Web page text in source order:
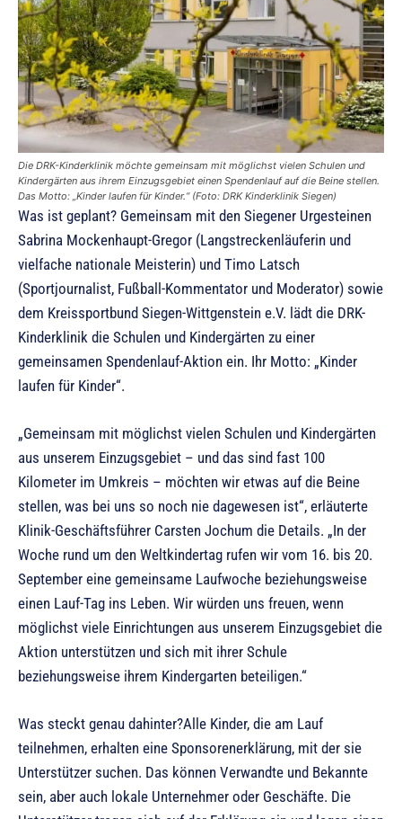
Die DRK-Kinderklinik möchte gemeinsam mit möglichst vielen Schulen und
Kindergärten aus ihrem Einzugsgebiet einen Spendenlauf auf die Beine stellen.
Das Motto: „Kinder laufen für Kinder.“ (Foto: DRK Kinderklinik Siegen)
Was ist geplant? Gemeinsam mit den Siegener Urgesteinen
Sabrina Mockenhaupt-Gregor (Langstreckenläuferin und
vielfache nationale Meisterin) und Timo Latsch
(Sportjournalist, Fußball-Kommentator und Moderator) sowie
dem Kreissportbund Siegen-Wittgenstein e.V. lädt die DRK-
Kinderklinik die Schulen und Kindergärten zu einer
gemeinsamen Spendenlauf-Aktion ein. Ihr Motto: „Kinder
laufen für Kinder“.
„Gemeinsam mit möglichst vielen Schulen und Kindergärten
aus unserem Einzugsgebiet – und das sind fast 100
Kilometer im Umkreis – möchten wir etwas auf die Beine
stellen, was bei uns so noch nie dagewesen ist“, erläuterte
Klinik-Geschäftsführer Carsten Jochum die Details. „In der
Woche rund um den Weltkindertag rufen wir vom 16. bis 20.
September eine gemeinsame Laufwoche beziehungsweise
einen Lauf-Tag ins Leben. Wir würden uns freuen, wenn
möglichst viele Einrichtungen aus unserem Einzugsgebiet die
Aktion unterstützen und sich mit ihrer Schule
beziehungsweise ihrem Kindergarten beteiligen.“
Was steckt genau dahinter?Alle Kinder, die am Lauf
teilnehmen, erhalten eine Sponsorenerklärung, mit der sie
Unterstützer suchen. Das können Verwandte und Bekannte
sein, aber auch lokale Unternehmer oder Geschäfte. Die